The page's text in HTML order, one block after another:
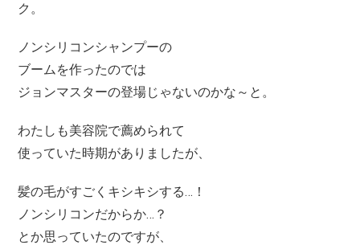
ク。
ノンシリコンシャンプーの
ブームを作ったのでは
ジョンマスターの登場じゃないのかな～と。
わたしも美容院で薦められて
使っていた時期がありましたが、
髪の毛がすごくキシキシする…！
ノンシリコンだからか…？
とか思っていたのですが、